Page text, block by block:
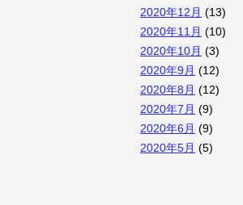
2020年12月 (13)
2020年11月 (10)
2020年10月 (3)
2020年9月 (12)
2020年8月 (12)
2020年7月 (9)
2020年6月 (9)
2020年5月 (5)